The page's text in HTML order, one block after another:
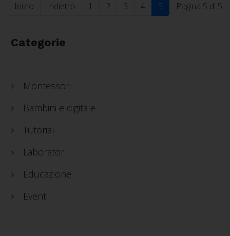
Inizio Indietro 1 2 3 4 5 Pagina 5 di 5
Categorie
Montessori
Bambini e digitale
Tutorial
Laboratori
Educazione
Eventi